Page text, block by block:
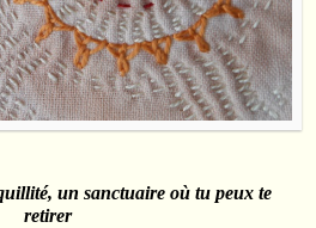
un sanctuaire où tu peux te
retirer